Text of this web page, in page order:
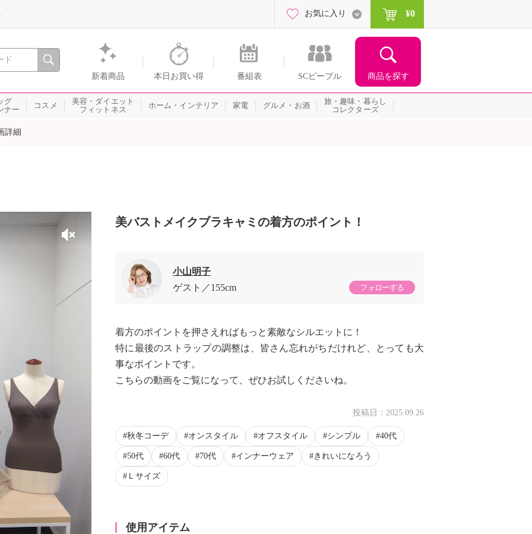
間を。通販・テレビショッピングのショップチャンネル
新着商品 本日お買い得 番組表 SCピープル 商品を探す
お気に入り ¥0
グ
ナー
コスメ
美容・ダイエット
フィットネス
ホーム・インテリア 家電 グルメ・お酒
旅・趣味・暮らし
コレクターズ
詳細
美バストメイクブラキャミの着方のポイント！
小山明子
ゲスト
155cm フォローする
着方のポイントを押さえればもっと素敵なシルエットに！
特に最後のストラップの調整は、皆さん忘れがちだけれど、とっても大
事なポイントです。
こちらの動画をご覧になって、ぜひお試しくださいね。
投稿日： 2025.09.26
秋冬コーデ オンスタイル オフスタイル シンプル 40代
50代 60代 70代 インナーウェア きれいになろう
Ｌサイズ
使用アイテム